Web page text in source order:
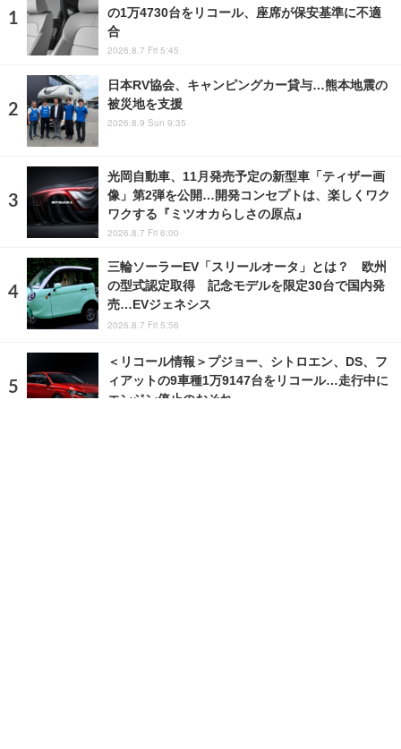
の1万4730台をリコール、座席が保安基準に不適
合
2026.8.7 Fri 5:45
日本RV協会、キャンピングカー貸与…熊本地震の
被災地を支援
2026.8.9 Sun 9:35
光岡自動車、11月発売予定の新型車「ティザー画
像」第2弾を公開…開発コンセプトは、楽しくワク
ワクする『ミツオカらしさの原点』
2026.8.7 Fri 6:00
三輪ソーラーEV「スリールオータ」とは？ 欧州
の型式認定取得 記念モデルを限定30台で国内発
売…EVジェネシス
2026.8.7 Fri 5:56
＜リコール情報＞プジョー、シトロエン、DS、フ
ィアットの9車種1万9147台をリコール…走行中に
エンジン停止のおそれ